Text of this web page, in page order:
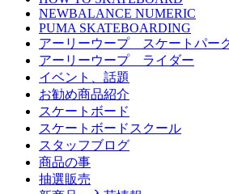
NEWBALANCE NUMERIC
PUMA SKATEBOARDING
アーリーウープ スケートパー
アーリーウープ ライダー
イベント、話題
お勧め商品紹介
スケートボード
スケートボードスクール
スタッフブログ
商品の事
抽選販売